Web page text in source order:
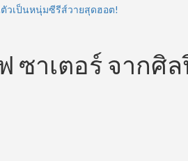
ตัวเป็นหนุ่มซีรีส์วายสุดฮอต!
ฟ ซาเตอร์ จาก